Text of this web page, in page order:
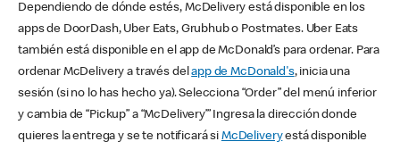
Dependiendo de dónde estés, McDelivery está disponible en los
apps de DoorDash, Uber Eats, Grubhub o Postmates. Uber Eats
también está disponible en el app de McDonald’s para ordenar. Para
ordenar McDelivery a través delapp de McDonald's, inicia una
sesión (si no lo has hecho ya). Selecciona “Order” del menú inferior
y cambia de “Pickup” a “McDelivery’” Ingresa la dirección donde
quieres la entrega y se te notificará si McDeliveryestá disponible